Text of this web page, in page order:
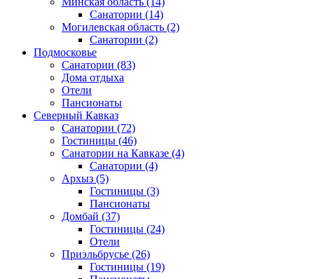
Санатории (14)
Могилевская область (2)
Санатории (2)
Подмосковье
Санатории (83)
Дома отдыха
Отели
Пансионаты
Северный Кавказ
Санатории (72)
Гостиницы (46)
Санатории на Кавказе (4)
Санатории (4)
Архыз (5)
Гостиницы (3)
Пансионаты
Домбай (37)
Гостиницы (24)
Отели
Приэльбрусье (26)
Гостиницы (19)